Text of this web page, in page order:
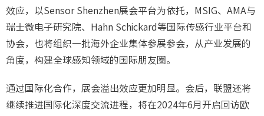
效应，以Sensor Shenzhen展会平台为依托，MSIG、AMA与
瑞士微电子研究院、Hahn Schickard等国际传感行业平台和
协会，也将组织一批海外企业集体参展参会，从产业发展的
角度，构建全球感知领域的国际朋友圈。
通过国际化合作，展会溢出效应更加明显。会后，联盟还将
继续推进国际化深度交流进程，将在2024年6月开启回访欧